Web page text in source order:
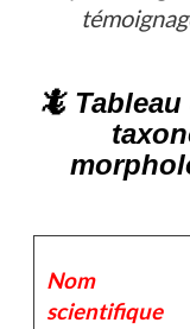
🦎
Nom
scientifique